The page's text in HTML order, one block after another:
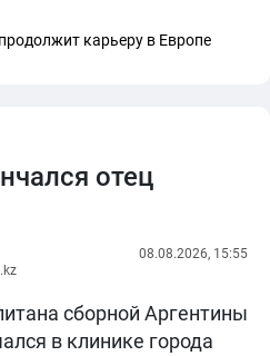
карьеру в Европе
отец
08.08.2026, 15:55
сборной Аргентины
в клинике города